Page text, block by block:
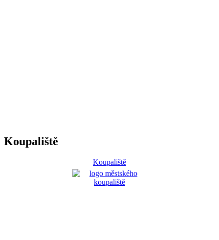
Koupaliště
Koupaliště